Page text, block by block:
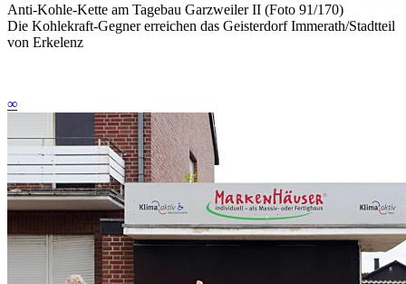
Anti-Kohle-Kette am Tagebau Garzweiler II (Foto 91/170)
Die Kohlekraft-Gegner erreichen das Geisterdorf Immerath/Stadtteil
von Erkelenz
∞